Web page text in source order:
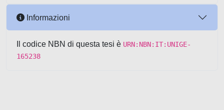
Informazioni
Il codice NBN di questa tesi è URN:NBN:IT:UNIGE-
165238